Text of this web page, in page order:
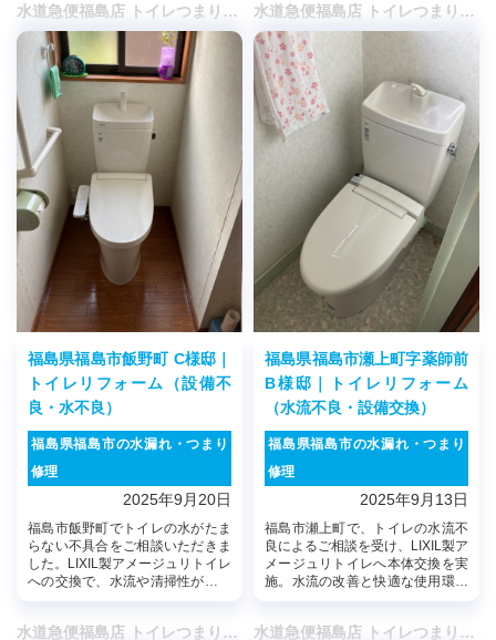
水道急便福島店 トイレつまりや水漏れ修理・リフォーム | 福島市
福島県福島市飯野町 C様邸｜
トイレリフォーム（設備不
良・水不良）
福島県福島市の水漏れ・つまり
修理
2025年9月20日
福島市飯野町でトイレの水がたま
らない不具合をご相談いただきま
した。LIXIL製アメージュリトイレ
への交換で、水流や清掃性が改善
水道急便福島店 トイレつまりや水漏れ修理・リフォーム | 福島市
福島県福島市瀬上町字薬師前
B様邸｜トイレリフォーム
（水流不良・設備交換）
福島県福島市の水漏れ・つまり
修理
2025年9月13日
福島市瀬上町で、トイレの水流不
良によるご相談を受け、LIXIL製ア
メージュリトイレへ本体交換を実
施。水流の改善と快適な使用環境
水道急便福島店 トイレつまりや水漏れ修理・リフォーム | 福島市 水道急便福島店 トイレつまりや水漏れ修理・リフォーム | 福島市